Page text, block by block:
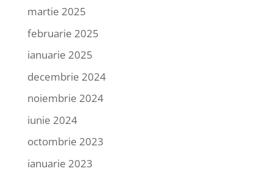
martie 2025
februarie 2025
ianuarie 2025
decembrie 2024
noiembrie 2024
iunie 2024
octombrie 2023
ianuarie 2023